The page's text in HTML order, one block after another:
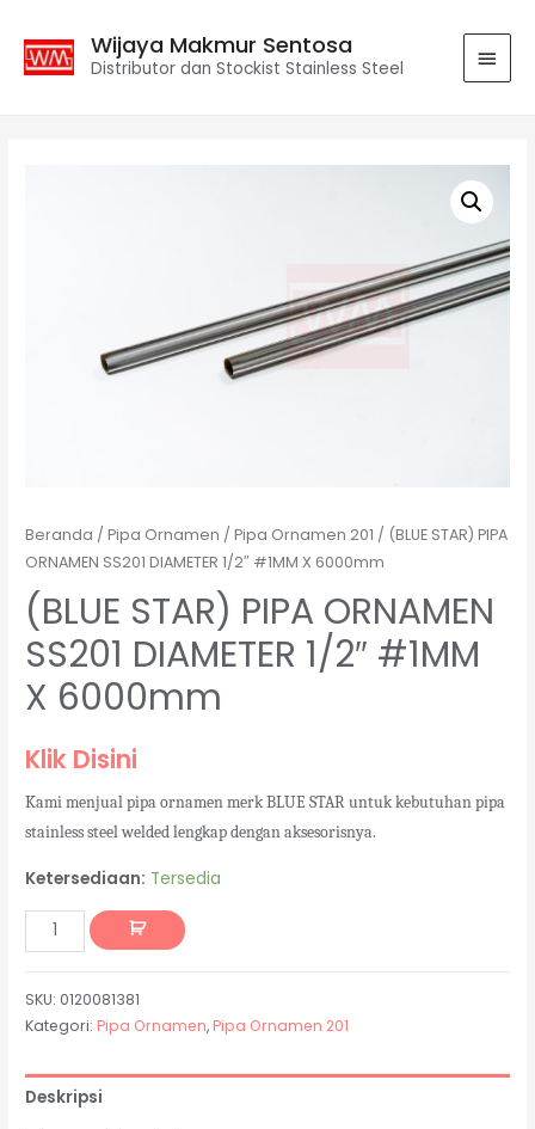
Wijaya Makmur Sentosa
Distributor dan Stockist Stainless Steel
Beranda /Pipa Ornamen /Pipa Ornamen 201 / (BLUE STAR) PIPA
ORNAMEN SS201 DIAMETER 1/2″ #1MM X 6000mm
(BLUE STAR) PIPA ORNAMEN
SS201 DIAMETER 1/2″ #1MM
X 6000mm
Klik Disini
Kami menjual pipa ornamen merk BLUE STAR untuk kebutuhan pipa
stainless steel welded lengkap dengan aksesorisnya.
Ketersediaan: Tersedia
SKU: 0120081381
Kategori: Pipa Ornamen, Pipa Ornamen 201
Deskripsi